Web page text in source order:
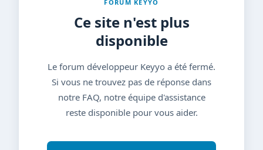
FORUM KEYYO
Ce site n'est plus
disponible
Le forum développeur Keyyo a été fermé.
Si vous ne trouvez pas de réponse dans
notre FAQ, notre équipe d'assistance
reste disponible pour vous aider.